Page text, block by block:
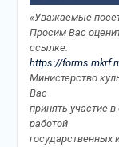
«Уважаемые
Просим Вас
ссылке:
https://
Министерство
Вас
принять участие
работой
государственных